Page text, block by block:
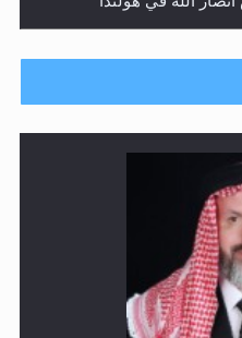
بنيجيريا لعام